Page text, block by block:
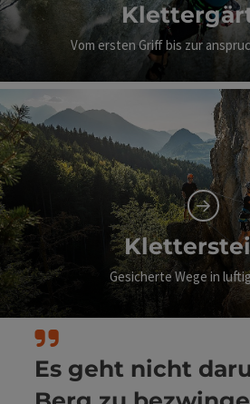
Vom ersten Griff bis zur
Gesicherte Wege in
Es geht nicht